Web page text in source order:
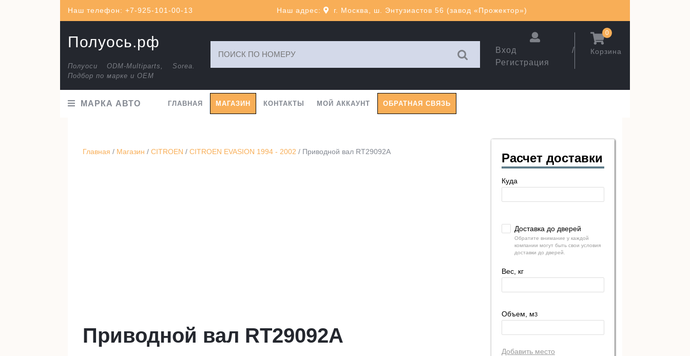
Наш телефон: +7-925-101-00-13 Наш адрес: г. Москва, ш. Энтузиастов 56 (завод «Прожектор»)
Полуось.рф
Полуоси ODM-Multiparts, Sorea.
Подбор по марке и ОЕМ
Вход /
Регистрация
Корзина
0
МАРКА АВТО ГЛАВНАЯ МАГАЗИН КОНТАКТЫ МОЙ АККАУНТ ОБРАТНАЯ СВЯЗЬ
Главная / Магазин / CITROEN / CITROEN EVASION 1994 - 2002 / Приводной вал RT29092A
Приводной вал RT29092A
Расчет доставки
Куда
Доставка до дверей
Обратите внимание у каждой
компании могут быть свои условия
доставки до дверей.
Вес, кг
Объем, м3
Добавить место